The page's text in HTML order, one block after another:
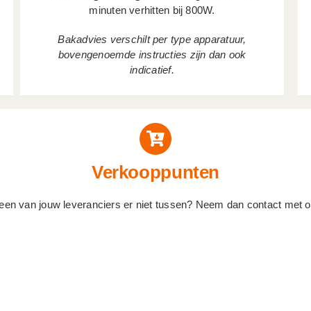
minuten verhitten bij 800W.
Bakadvies verschilt per type apparatuur,
bovengenoemde instructies zijn dan ook
indicatief.
Verkooppunten
van jouw leveranciers er niet tussen? Neem dan contact met